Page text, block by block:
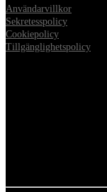
Användarvillkor
Sekretesspolicy
Cookiepolicy
Tillgänglighetspolicy